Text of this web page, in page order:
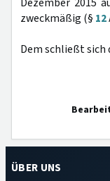
zweckmäßig (§ 12
Dem schließt sich
ÜBER UNS